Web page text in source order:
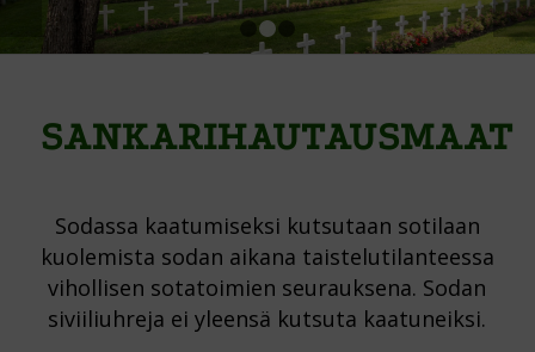
1 2 3
SANKARIHAUTAUSMAAT
Sodassa kaatumiseksi kutsutaan sotilaan
kuolemista sodan aikana taistelutilanteessa
vihollisen sotatoimien seurauksena. Sodan
siviiliuhreja ei yleensä kutsuta kaatuneiksi.